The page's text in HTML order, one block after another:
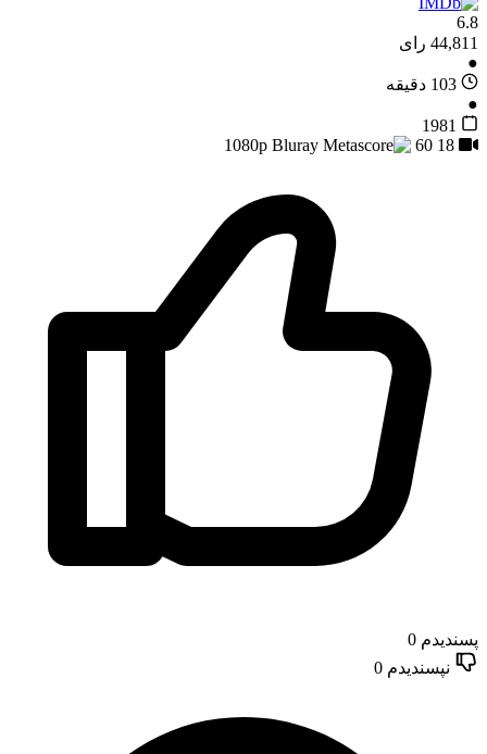
6.8
44,811 رای
●
103 دقیقه
●
1981
60 18
پسندیدم 0
نپسندیدم 0